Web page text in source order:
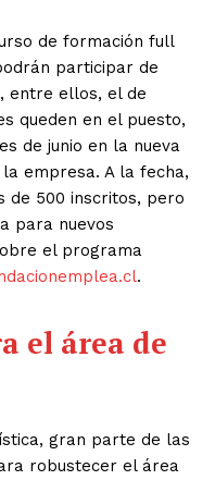
de formación full
participar de
entre ellos, el de
queden en el puesto,
de junio en la nueva
empresa. A la fecha,
de 500 inscritos, pero
para nuevos
el programa
.
el área de
gran parte de las
robustecer el área